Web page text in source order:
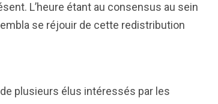
L’heure étant au consensus au sein
se réjouir de cette redistribution
plusieurs élus intéressés par les